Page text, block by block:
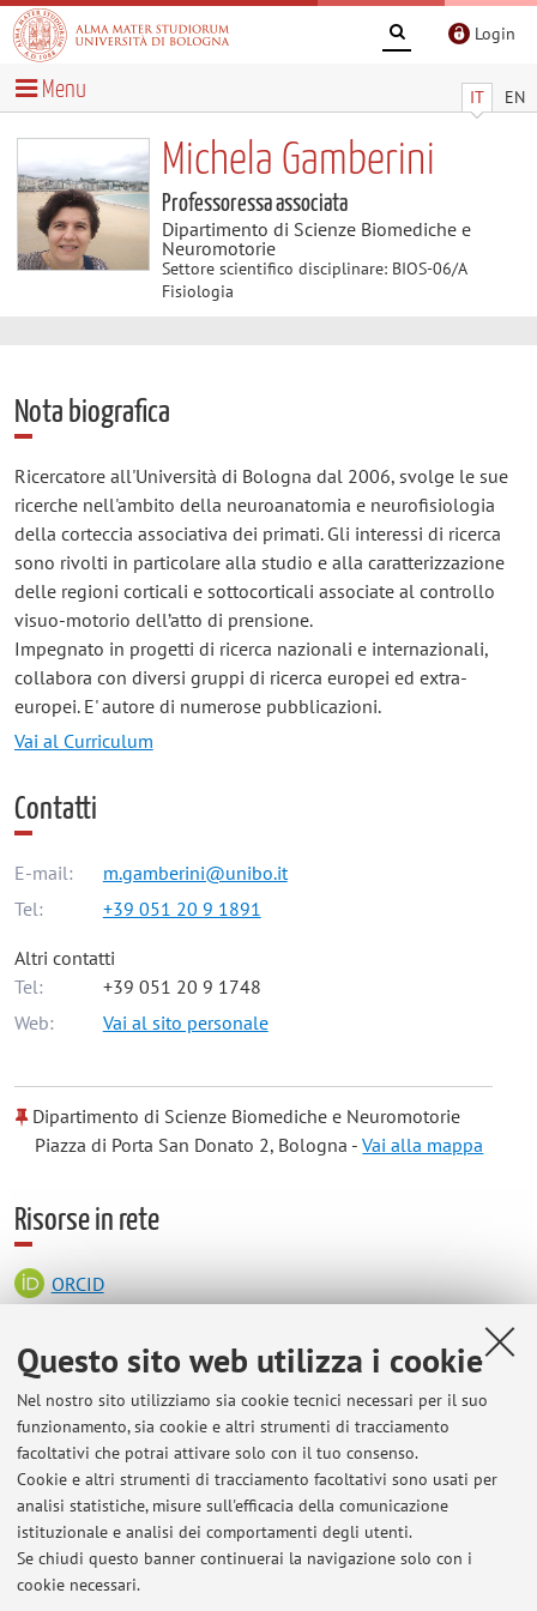
Questo sito web utilizza i cookie
Nel nostro sito utilizziamo sia cookie tecnici necessari per il suo
funzionamento, sia cookie e altri strumenti di tracciamento
facoltativi che potrai attivare solo con il tuo consenso.
Cookie e altri strumenti di tracciamento facoltativi sono usati per
analisi statistiche, misure sull'efficacia della comunicazione
istituzionale e analisi dei comportamenti degli utenti.
Se chiudi questo banner continuerai la navigazione solo con i
cookie necessari.
Login
IT EN
Menu
Michela Gamberini
Professoressa associata
Dipartimento di Scienze Biomediche e
Neuromotorie
Settore scientifico disciplinare: BIOS-06/A
Fisiologia
Nota biografica
Ricercatore all'Università di Bologna dal 2006, svolge le sue
ricerche nell'ambito della neuroanatomia e neurofisiologia
della corteccia associativa dei primati. Gli interessi di ricerca
sono rivolti in particolare alla studio e alla caratterizzazione
delle regioni corticali e sottocorticali associate al controllo
visuo-motorio dell’atto di prensione.
Impegnato in progetti di ricerca nazionali e internazionali,
collabora con diversi gruppi di ricerca europei ed extra-
europei. E' autore di numerose pubblicazioni.
Vai al Curriculum
Contatti
E-mail:
m.gamberini@unibo.it
Tel:
+39 051 20 9 1891
Altri contatti
Tel:
+39 051 20 9 1748
Web:
Vai al sito personale
Dipartimento di Scienze Biomediche e Neuromotorie
Piazza di Porta San Donato 2, Bologna -Vai alla mappa
Risorse in rete
ORCID
Orario di ricevimento
L'orario di ricevimento è previsto il Giovedì dalle 11,00 alle
13,00 presso il Dipartimento di Scienze Biomediche e
Neuromotorie, ex-Fisiologia Umana P.zza di Porta S. Donato, 2
Bologna. Oppure tutti i giorni, previo appuntamento per email
all'indirizzo m.gamberini@unibo.it